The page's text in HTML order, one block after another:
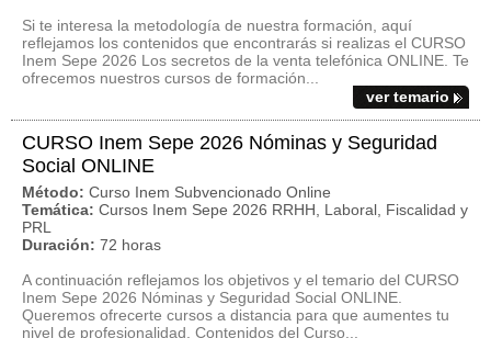
Si te interesa la metodología de nuestra formación, aquí
reflejamos los contenidos que encontrarás si realizas el CURSO
Inem Sepe 2026 Los secretos de la venta telefónica ONLINE. Te
ofrecemos nuestros cursos de formación...
ver temario
CURSO Inem Sepe 2026 Nóminas y Seguridad
Social ONLINE
Método: Curso Inem Subvencionado Online
Temática: Cursos Inem Sepe 2026 RRHH, Laboral, Fiscalidad y
PRL
Duración: 72 horas
A continuación reflejamos los objetivos y el temario del CURSO
Inem Sepe 2026 Nóminas y Seguridad Social ONLINE.
Queremos ofrecerte cursos a distancia para que aumentes tu
nivel de profesionalidad. Contenidos del Curso...